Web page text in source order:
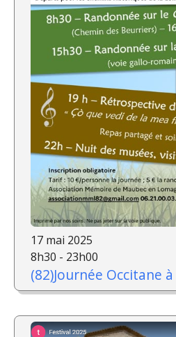
17 mai 2025
8h30 - 23h00
(82)Journée Occitane